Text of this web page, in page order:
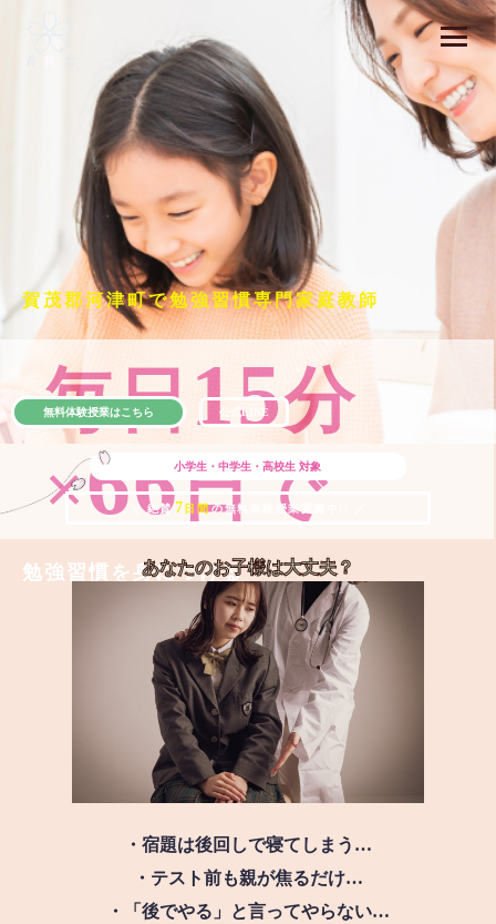
賀茂郡河津町で勉強習慣専門家庭教師
毎日15分
×66日で
勉強習慣を身につける
小学生・中学生・高校生 対象
＼ 絶賛 7 日間の無料体験授業実施中!! ／
無料体験授業はこちら 公式LINE
あなたのお子様は大丈夫？
・宿題は後回しで寝てしまう…
・テスト前も親が焦るだけ…
・「後でやる」と言ってやらない…